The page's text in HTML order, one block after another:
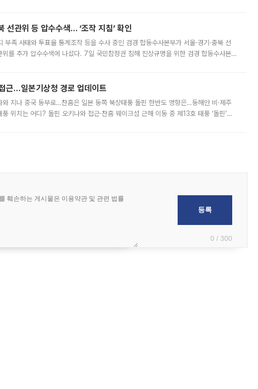
선관위 등 압수수색… ‘조작 지침’ 확인
부족 사태와 투표율 통계조작 등을 수사 중인 검경 합동수사본부가 서울·경기·충북 선
를 추가 압수수색에 나섰다. 7일 국민참정권 침해 진상규명을 위한 검경 합동수사본
근…일본기상청 경로 업데이트
지나 중국 동부로…찬홈은 일본 동쪽 북상태풍 돌핀 한반도 영향은…동해안 비·제주
위치는 어디? 돌핀 오키나와 접근·찬홈 웨이크섬 근해 이동 중 제13호 태풍 ‘돌핀’이
0 / 300